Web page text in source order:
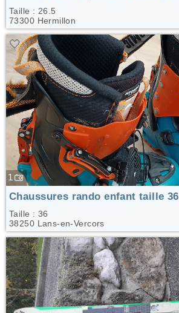
Taille : 26.5
73300 Hermillon
🤍
1
Chaussures rando enfant taille 36
Taille : 36
38250 Lans-en-Vercors
🤍